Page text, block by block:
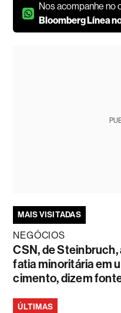
Nos acompanhe no
Bloomberg Línea
MAIS VISITADAS
NEGÓCIOS
CSN, de
fatia minoritária em
cimento, dizem
ÚLTIMAS